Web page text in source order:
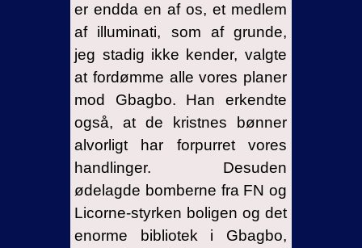
er endda en af os, et medlem
af illuminati, som af grunde,
jeg stadig ikke kender, valgte
at fordømme alle vores planer
mod Gbagbo. Han erkendte
også, at de kristnes bønner
alvorligt har forpurret vores
handlinger. Desuden
ødelagde bomberne fra FN og
Licorne-styrken boligen og det
enorme bibliotek i Gbagbo,